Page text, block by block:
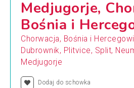
Medjugorje,
Bośnia i
Chorwacja, Bośnia i
Dubrownik, Plitvice, Split,
Medjugorje
Dodaj do schowka